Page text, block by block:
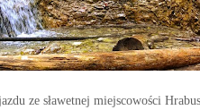
ze sławetnej miejscowości